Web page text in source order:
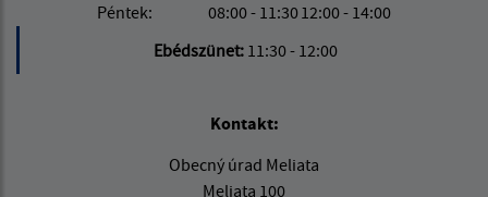
Péntek:
08:00 - 11:3012:00 - 14:00
Ebédszünet: 11:30 - 12:00
Kontakt:
Obecný úrad Meliata
Meliata 100